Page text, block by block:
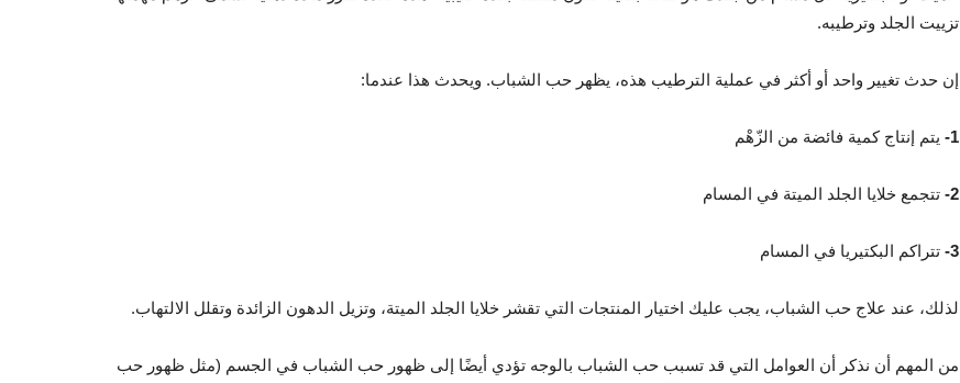
تزييت الجلد وترطيبه.
إن حدث تغيير واحد أو أكثر في عملية الترطيب هذه، يظهر حب الشباب. ويحدث هذا عندما:
1- يتم إنتاج كمية فائضة من الزّهْم
2- تتجمع خلايا الجلد الميتة في المسام
3- تتراكم البكتيريا في المسام
لذلك، عند علاج حب الشباب، يجب عليك اختيار المنتجات التي تقشر خلايا الجلد الميتة، وتزيل الدهون الزائدة وتقلل الالتهاب.
من المهم أن نذكر أن العوامل التي قد تسبب حب الشباب بالوجه تؤدي أيضًا إلى ظهور حب الشباب في الجسم (مثل ظهور حب